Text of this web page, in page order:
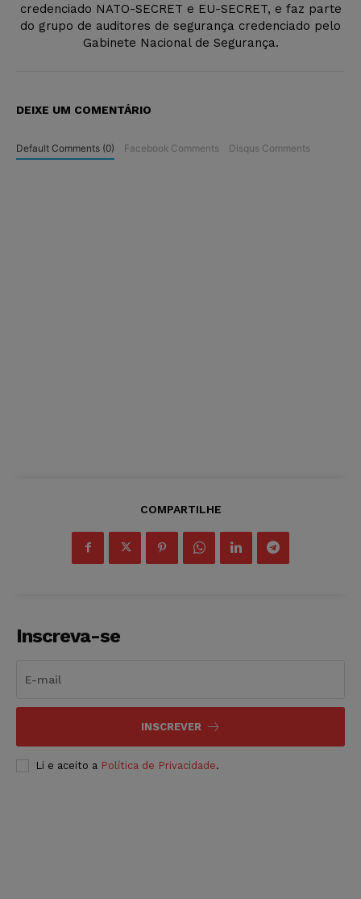
credenciado NATO-SECRET e EU-SECRET, e faz parte
do grupo de auditores de segurança credenciado pelo
Gabinete Nacional de Segurança.
DEIXE UM COMENTÁRIO
Default Comments (0) Facebook Comments Disqus Comments
COMPARTILHE
Inscreva-se
INSCREVER
Li e aceito a Política de Privacidade.